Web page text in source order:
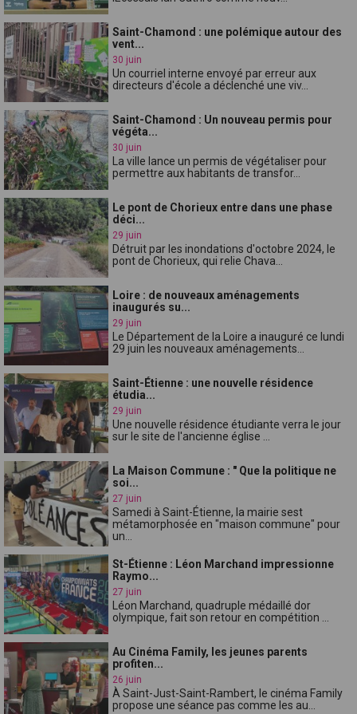
Saint-Chamond : une polémique autour des
vent...
30 juin
Un courriel interne envoyé par erreur aux
directeurs d'école a déclenché une viv...
Saint-Chamond : Un nouveau permis pour
végéta...
30 juin
La ville lance un permis de végétaliser pour
permettre aux habitants de transfor...
Le pont de Chorieux entre dans une phase
déci...
29 juin
Détruit par les inondations d'octobre 2024, le
pont de Chorieux, qui relie Chava...
Loire : de nouveaux aménagements
inaugurés su...
29 juin
Le Département de la Loire a inauguré ce lundi
29 juin les nouveaux aménagements...
Saint-Étienne : une nouvelle résidence
étudia...
29 juin
Une nouvelle résidence étudiante verra le jour
sur le site de l'ancienne église ...
La Maison Commune : " Que la politique ne
soi...
27 juin
Samedi à Saint-Étienne, la mairie sest
métamorphosée en "maison commune" pour
un...
St-Étienne : Léon Marchand impressionne
Raymo...
27 juin
Léon Marchand, quadruple médaillé dor
olympique, fait son retour en compétition ...
Au Cinéma Family, les jeunes parents
profiten...
26 juin
À Saint-Just-Saint-Rambert, le cinéma Family
propose une séance pas comme les au...